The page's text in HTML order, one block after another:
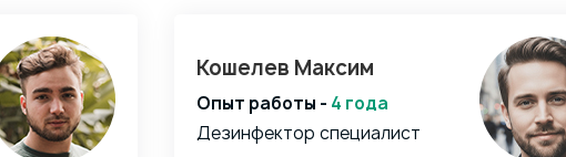
Кошелев Максим
Опыт работы - 4 года
Дезинфектор специалист